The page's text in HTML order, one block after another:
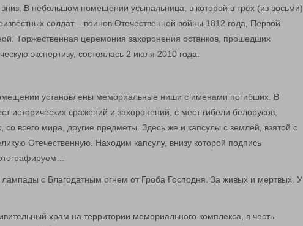
В небольшом помещении усыпальница, в которой в трех (из восьми)
солдат – воинов Отечественной войны 1812 года, Первой
Торжественная церемония захоронения останков, прошедших
экспертизу, состоялась 2 июля 2010 года.
установлены мемориальные ниши с именами погибших. В
исторических сражений и захоронений, с мест гибели белорусов,
всего мира, другие предметы. Здесь же и капсулы с землей, взятой с
Отечественную. Находим капсулу, внизу которой подпись
лампады с Благодатным огнем от Гроба Господня. За живых и мертвых. У
храм на территории мемориального комплекса, в честь